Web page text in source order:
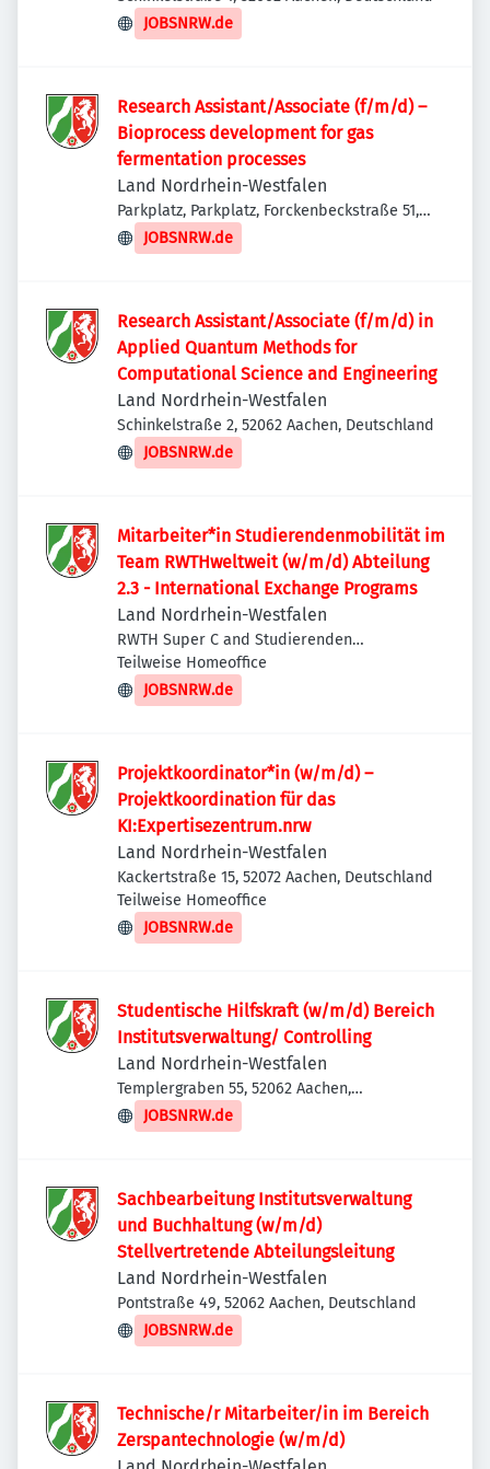
JOBSNRW.de
Research Assistant/Associate (f/m/d) –
Bioprocess development for gas
fermentation processes
Land Nordrhein-Westfalen
Parkplatz, Parkplatz, Forckenbeckstraße 51,
52074 Aachen, Deutschland
JOBSNRW.de
Research Assistant/Associate (f/m/d) in
Applied Quantum Methods for
Computational Science and Engineering
Land Nordrhein-Westfalen
Schinkelstraße 2, 52062 Aachen, Deutschland
JOBSNRW.de
Mitarbeiter*in Studierendenmobilität im
Team RWTHweltweit (w/m/d) Abteilung
2.3 - International Exchange Programs
Land Nordrhein-Westfalen
RWTH Super C and Studierenden
Sekretariat, Templergraben 57, 52062
Aachen, Deutschland
Teilweise Homeoffice
JOBSNRW.de
Projektkoordinator*in (w/m/d) –
Projektkoordination für das
KI:Expertisezentrum.nrw
Land Nordrhein-Westfalen
Kackertstraße 15, 52072 Aachen, Deutschland
Teilweise Homeoffice
JOBSNRW.de
Studentische Hilfskraft (w/m/d) Bereich
Institutsverwaltung/ Controlling
Land Nordrhein-Westfalen
Templergraben 55, 52062 Aachen,
Deutschland
JOBSNRW.de
Sachbearbeitung Institutsverwaltung
und Buchhaltung (w/m/d)
Stellvertretende Abteilungsleitung
Land Nordrhein-Westfalen
Pontstraße 49, 52062 Aachen, Deutschland
JOBSNRW.de
Technische/r Mitarbeiter/in im Bereich
Zerspantechnologie (w/m/d)